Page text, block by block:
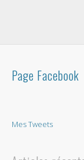
Page Facebook
Mes Tweets